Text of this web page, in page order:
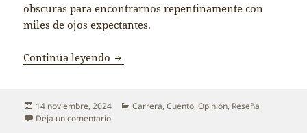
obscuras para encontrarnos repentinamente con
miles de ojos expectantes.
Continúa leyendo Desbastado, reseña de Tesis de la
Publicado
el
14 noviembre, 2024 Categorías
Carrera,Cuento,Opinión, Reseña
Deja un comentarioen Desbastado, reseña de Tesis de la Soledad, por